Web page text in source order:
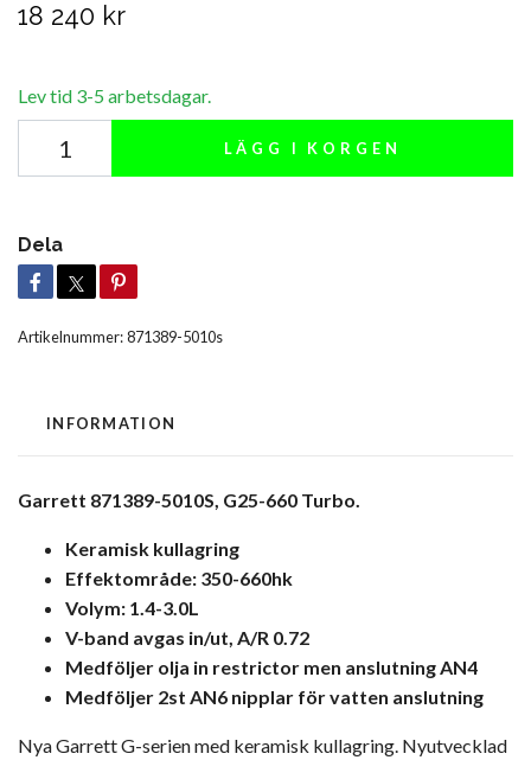
18 240 kr
Lev tid 3-5 arbetsdagar.
LÄGG I KORGEN
Dela
Artikelnummer:871389-5010s
INFORMATION
Garrett 871389-5010S, G25-660 Turbo.
Keramisk kullagring
Effektområde: 350-660hk
Volym: 1.4-3.0L
V-band avgas in/ut, A/R 0.72
Medföljer olja in restrictor men anslutning AN4
Medföljer 2st AN6 nipplar för vatten anslutning
Nya Garrett G-serien med keramisk kullagring. Nyutvecklad